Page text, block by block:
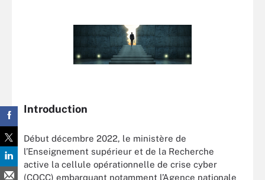
Introduction
Début décembre 2022, le ministère de
l’Enseignement supérieur et de la Recherche
active la cellule opérationnelle de crise cyber
(COCC) embarquant notamment l’Agence nationale